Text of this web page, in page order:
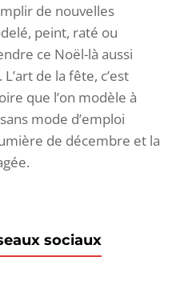
de nouvelles
peint, raté ou
ce Noël-là aussi
de la fête, c’est
que l’on modèle à
mode d’emploi
de décembre et la
sociaux